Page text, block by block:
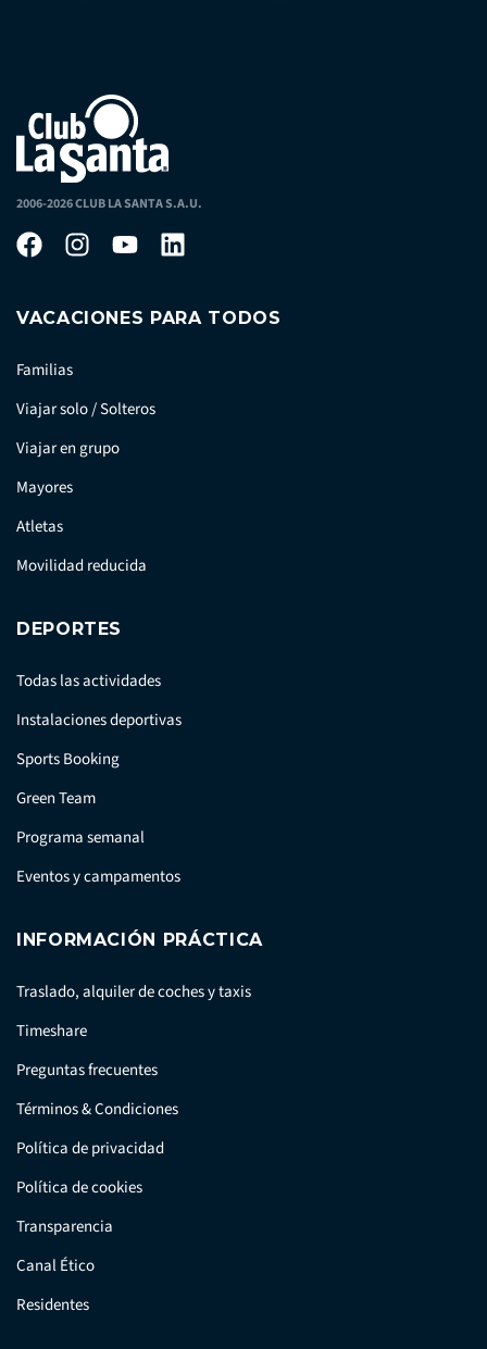
2006-2026 CLUB LA SANTA S.A.U.
VACACIONES PARA TODOS
Familias
Viajar solo / Solteros
Viajar en grupo
Mayores
Atletas
Movilidad reducida
DEPORTES
Todas las actividades
Instalaciones deportivas
Sports Booking
Green Team
Programa semanal
Eventos y campamentos
INFORMACIÓN PRÁCTICA
Traslado, alquiler de coches y taxis
Timeshare
Preguntas frecuentes
Términos & Condiciones
Política de privacidad
Política de cookies
Transparencia
Canal Ético
Residentes